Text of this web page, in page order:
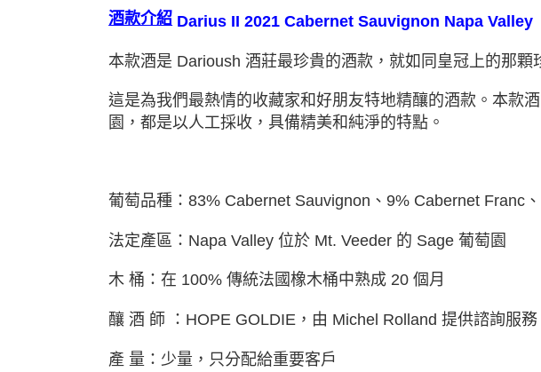
酒款介紹Darius II 2021 Cabernet Sauvignon Napa Valley
本款酒是 Darioush 酒莊最珍貴的酒款，就如同皇冠上的那顆
這是為我們最熱情的收藏家和好朋友特地精釀的酒款。本款
園，都是以人工採收，具備精美和純淨的特點。
葡萄品種：83% Cabernet Sauvignon、9% Cabernet Franc
法定產區： Napa Valley 位於 Mt. Veeder 的 Sage 葡萄園
木 桶：在 100% 傳統法國橡木桶中熟成 20 個月
釀 酒 師 ：HOPE GOLDIE，由 Michel Rolland 提供諮詢服務
產 量：少量，只分配給重要客戶